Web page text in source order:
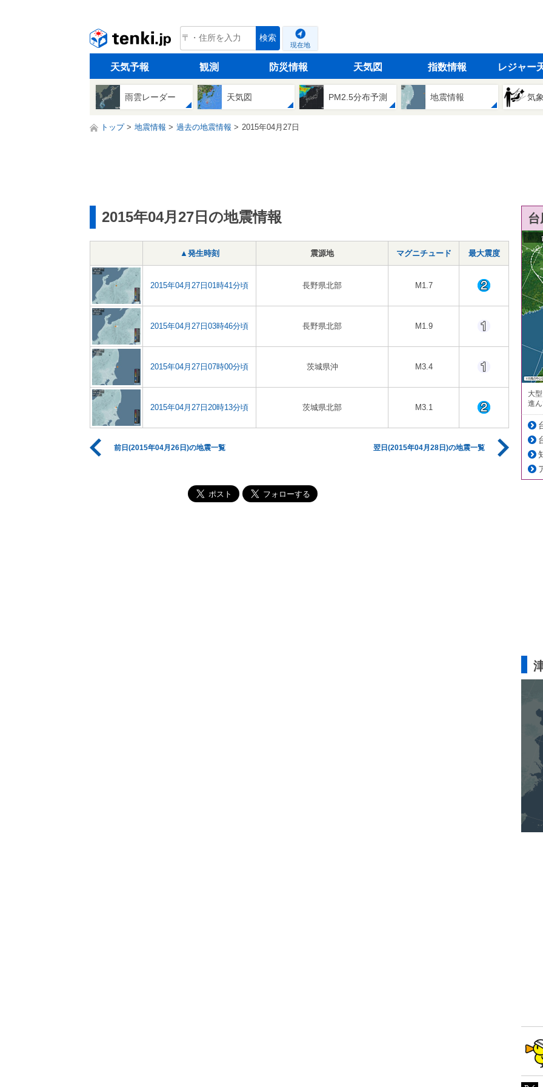
tenki.jp 検索
現在地
天気予報 観測 防災情報 天気図 指数情報 レジャー
雨雲レーダー 天気図 PM2.5分布予測 地震情報 気
トップ 地震情報 過去の地震情報 2015年04月27日
2015年04月27日の地震情報
▲発生時刻 震源地 マグニチュード 最大震度
2015年04月27日01時41分頃 長野県北部 M1.7
2015年04月27日03時46分頃 長野県北部 M1.9
2015年04月27日07時00分頃 茨城県沖 M3.4
2015年04月27日20時13分頃 茨城県北部 M3.1
前日(2015年04月26日)の地震一覧 翌日(2015年04月28日)の地震一覧
大
進